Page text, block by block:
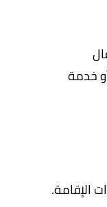
خدمة
الإقامة.